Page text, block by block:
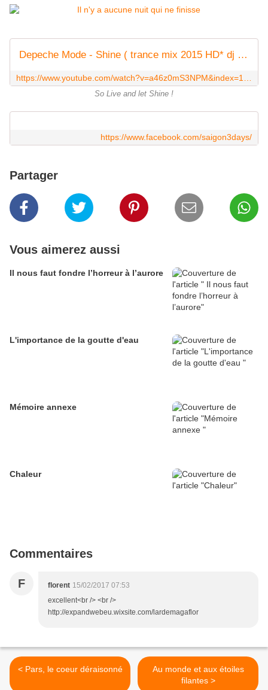
Depeche Mode - Shine ( trance mix 2015 HD* dj jean alpohin )
So Live and let Shine !
https://www.facebook.com/saigon3days/
Partager
Vous aimerez aussi
Il nous faut fondre l’horreur à l’aurore
L'importance de la goutte d'eau
Mémoire annexe
Chaleur
Commentaires
F florent 15/02/2017 07:53
excellent<br /> <br />
http://expandwebeu.wixsite.com/lardemagaflor
< Pars, le coeur déraisonné
Au monde et aux étoiles
filantes >